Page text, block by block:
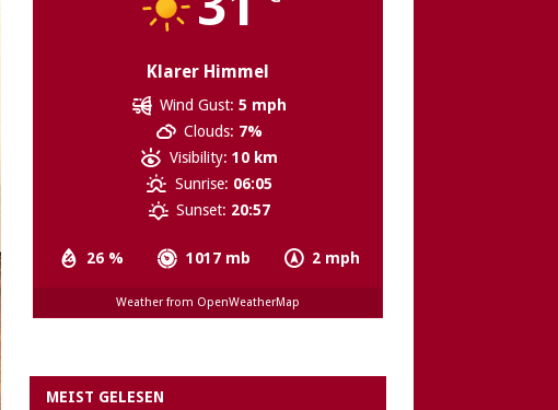
Klarer Himmel
26 % 1017 mb 2 mph
Wind Gust: 5 mph
Clouds: 7%
Visibility: 10 km
Sunrise: 06:05
Sunset: 20:57
Weather from OpenWeatherMap
MEIST GELESEN